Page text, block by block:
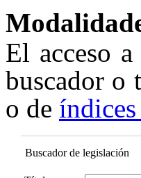
El acceso
buscador o
o de
Buscador de legislación